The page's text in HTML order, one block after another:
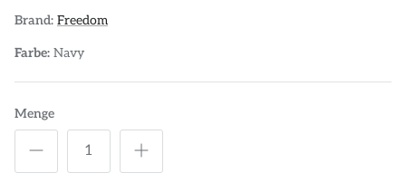
Brand: Freedom
Farbe: Navy
Menge